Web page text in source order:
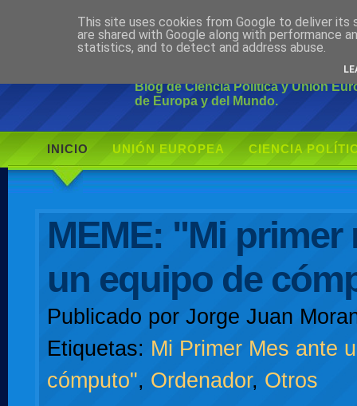
Ciudadano
Blog de Ciencia Política y Unión
de Europa y del Mundo.
INICIO UNIÓN EUROPEA CIENCIA
MEME: "Mi primer
un equipo de
Publicado por Jorge Juan
Etiquetas: Mi Primer Mes ante
cómputo", Ordenador, Otros
This site uses cookies from Google to deliver its
are shared with Google along with performance
statistics, and to detect and address abuse.